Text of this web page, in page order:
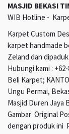
MASJID BEKASI
WIB Hotline -
Karpet Custom
karpet handmade
Zeland dan
Hubungi kami :
Beli Karpet;
Ungu Permai,
Masjid Duren Jaya
Gambar Original
dengan produk ini